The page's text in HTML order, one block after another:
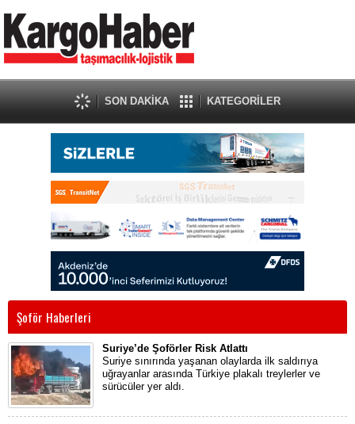
SON DAKİKA KATEGORİLER
Şoför Haberleri
Suriye’de Şoförler Risk Atlattı
Suriye sınırında yaşanan olaylarda ilk saldırıya
uğrayanlar arasında Türkiye plakalı treylerler ve
sürücüler yer aldı.